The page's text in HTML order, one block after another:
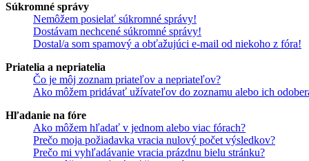
Súkromné správy
Nemôžem posielať súkromné správy!
Dostávam nechcené súkromné správy!
Dostal/a som spamový a obťažujúci e-mail od niekoho z fóra!
Priatelia a nepriatelia
Čo je môj zoznam priateľov a nepriateľov?
Ako môžem pridávať užívateľov do zoznamu alebo ich
Hľadanie na fóre
Ako môžem hľadať v jednom alebo viac fórach?
Prečo moja požiadavka vracia nulový počet výsledkov?
Prečo mi vyhľadávanie vracia prázdnu bielu stránku?